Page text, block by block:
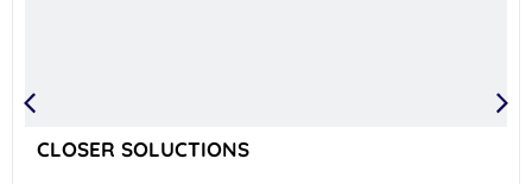
CLOSER SOLUCTIONS